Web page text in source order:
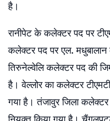
है।
रानीपेट के कलेक्टर पद पर
कलेक्टर पद पर एल. मधुबालान
तिरुनेल्वेलि कलेक्टर पद की
है। वेल्लोर का कलेक्टर
गया है। तंजावुर जिला